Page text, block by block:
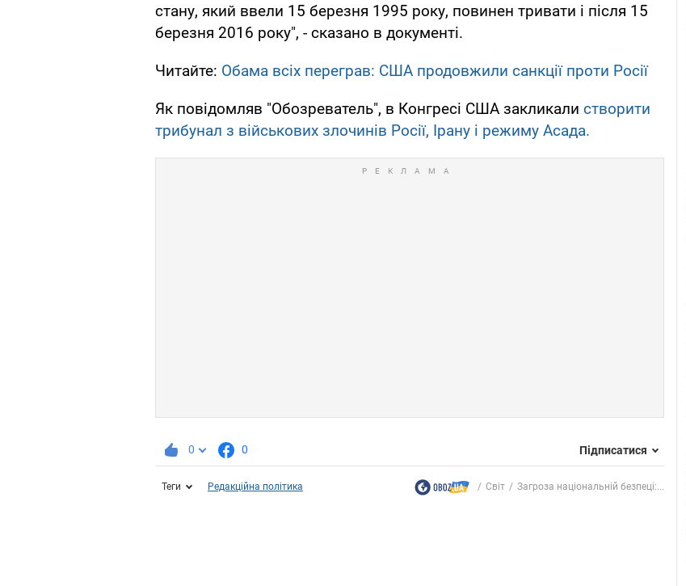
стану, який ввели 15 березня 1995 року, повинен тривати і після 15
березня 2016 року", - сказано в документі.
Читайте: Обама всіх переграв: США продовжили санкції проти Росії
Як повідомляв "Обозреватель", в Конгресі США закликали створити
трибунал з військових злочинів Росії, Ірану і режиму Асада.
0 0 Підписатися
Теги Редакційна політика Світ Загроза національній безпеці:...